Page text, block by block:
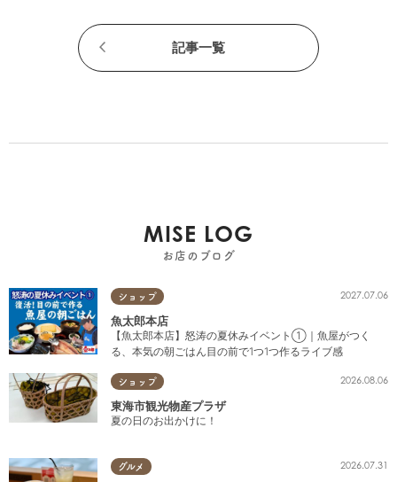
記事一覧
MISE LOG
お店のブログ
ショップ 2027.07.06
魚太郎本店
【魚太郎本店】怒涛の夏休みイベント①｜魚屋がつく
る、本気の朝ごはん目の前で1つ1つ作るライブ感
ショップ 2026.08.06
東海市観光物産プラザ
夏の日のお出かけに！
グルメ 2026.07.31